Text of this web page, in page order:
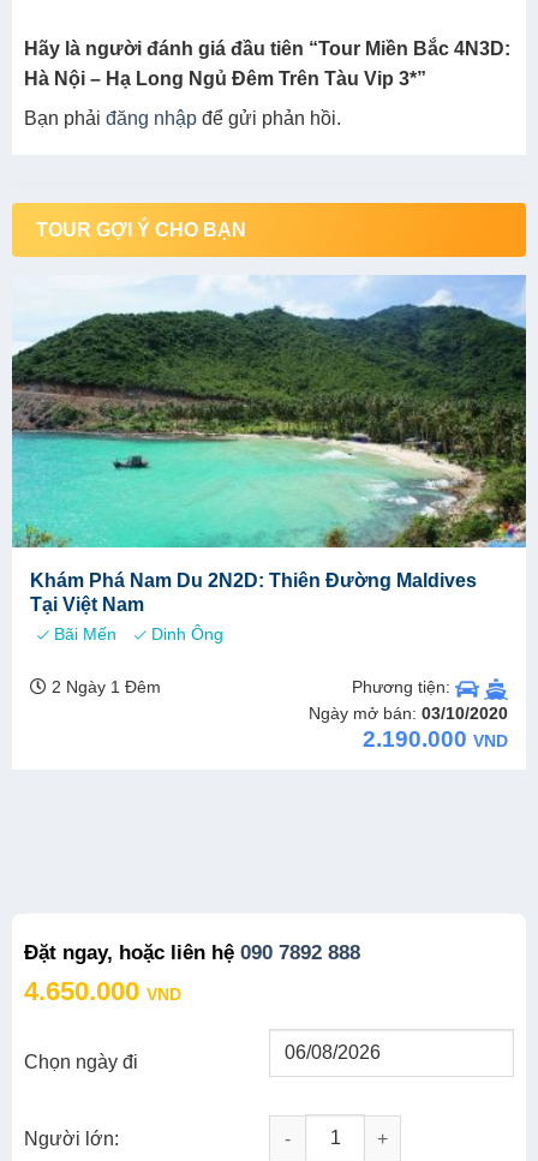
Đặt ngay, hoặc liên hệ 090 7892 888
4.650.000 VND
Chọn ngày đi
Người lớn:
Tour Miền Bắc 4N3D: Hà Nội -
Hãy là người đánh giá đầu tiên “Tour Miền Bắc 4N3D:
Hà Nội – Hạ Long Ngủ Đêm Trên Tàu Vip 3*”
Bạn phải đăng nhập để gửi phản hồi.
TOUR GỢI Ý CHO BẠN
Khám Phá Nam Du 2N2D: Thiên Đường Maldives
Tại Việt Nam
Bãi Mến Dinh Ông
2 Ngày 1 Đêm
Phương tiện:
Ngày mở bán:03/10/2020
2.190.000VND